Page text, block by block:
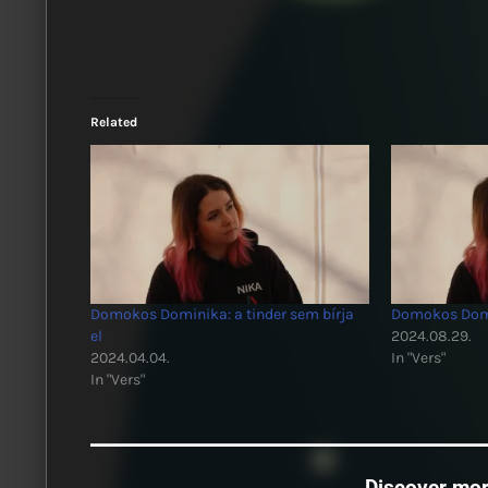
Related
Domokos Dominika: a tinder sem bírja
el
2024.04.04.
In "Vers"
Domokos
2024.08.29.
In "Vers"